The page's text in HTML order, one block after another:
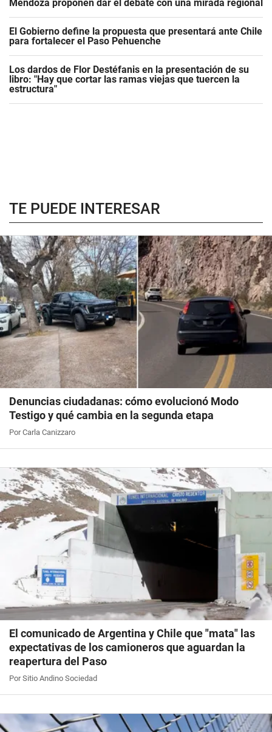
Mendoza proponen dar el debate con una mirada regional
El Gobierno define la propuesta que presentará ante Chile
para fortalecer el Paso Pehuenche
Los dardos de Flor Destéfanis en la presentación de su
libro: "Hay que cortar las ramas viejas que tuercen la
estructura"
TE PUEDE INTERESAR
Denuncias ciudadanas: cómo evolucionó Modo
Testigo y qué cambia en la segunda etapa
Por Carla Canizzaro
El comunicado de Argentina y Chile que "mata" las
expectativas de los camioneros que aguardan la
reapertura del Paso
Por Sitio Andino Sociedad